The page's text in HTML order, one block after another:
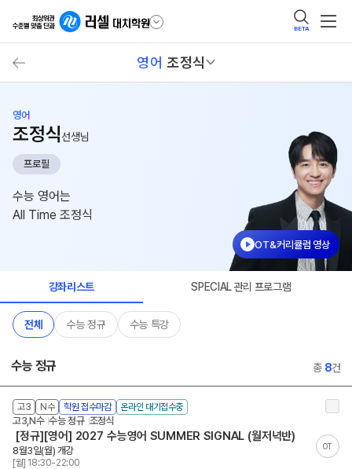
BETA
영어 조정식
영어
조정식선생님
프로필
수능 영어는
All Time 조정식
OT&커리큘럼 영상
강좌리스트 SPECIAL 관리 프로그램
전체 수능 정규 수능 특강
수능 정규 총 8건
고3 N수 학원 접수마감 온라인 대기접수중
고3,N수 수능 정규 조정식
[정규][영어] 2027 수능영어 SUMMER SIGNAL (월저녁반)
OT
8월3일(월) 개강
[월] 18:30-22:00